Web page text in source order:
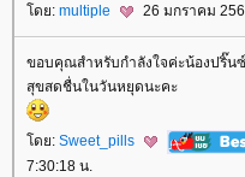
ดย: multiple 26 มกราคม
ขอบคุณสำหรับกำลังใจค่ะน้องปริ๊นซ์
สุขสดชื่นในวันหยุดนะคะ
ดย: Sweet_pills
7:30:18 น.